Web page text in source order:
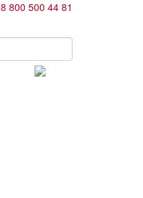
8 800 500 44 81